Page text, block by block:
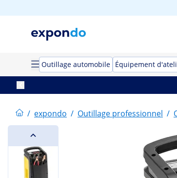
Outillage automobile Équipement
/ expondo / Outillage professionnel /